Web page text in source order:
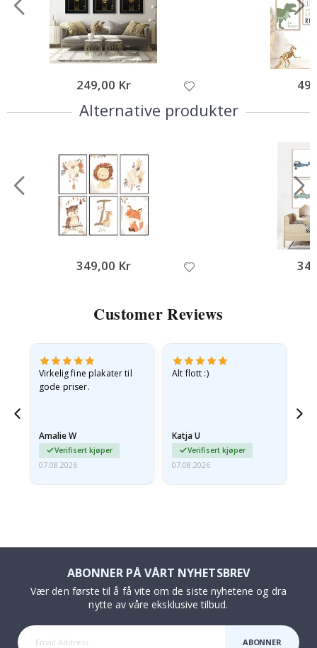
249,00 Kr
Alternative produkter
349,00 Kr
Customer Reviews
Virkelig fine plakater til
gode priser.
Amalie W
Verifisert kjøper
07.08.2026
Alt flott :)
Katja U
Verifisert kjøper
07.08.2026
ABONNER PÅ VÅRT NYHETSBREV
Vær den første til å få vite om de siste nyhetene og dra
nytte av våre eksklusive tilbud.
ABONNER